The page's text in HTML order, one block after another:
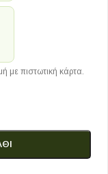
με πιστωτική κάρτα.